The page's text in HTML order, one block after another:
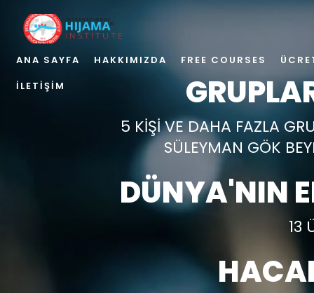
5 KİŞİ VE DAHA FAZLA
SÜLEYMAN GÖK
DÜNYA'NIN
13
ANA SAYFA HAKKIMIZDA FREE COURSES
İLETIŞIM